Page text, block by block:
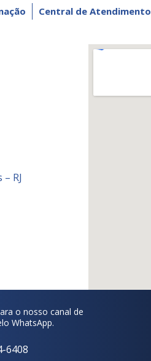
Central de Atendimento
RJ
o nosso canal de
WhatsApp.
6408